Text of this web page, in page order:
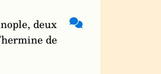
deux
de